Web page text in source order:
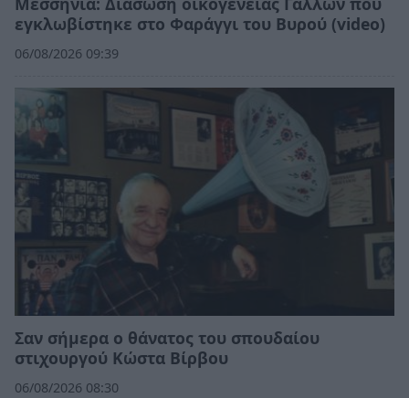
εγκλωβίστηκε στο Φαράγγι του Βυρού (video)
06/08/2026 09:39
Σαν σήμερα ο θάνατος του σπουδαίου
στιχουργού Κώστα Βίρβου
06/08/2026 08:30